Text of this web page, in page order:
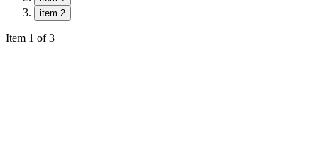
item 2
Item 1 of 3